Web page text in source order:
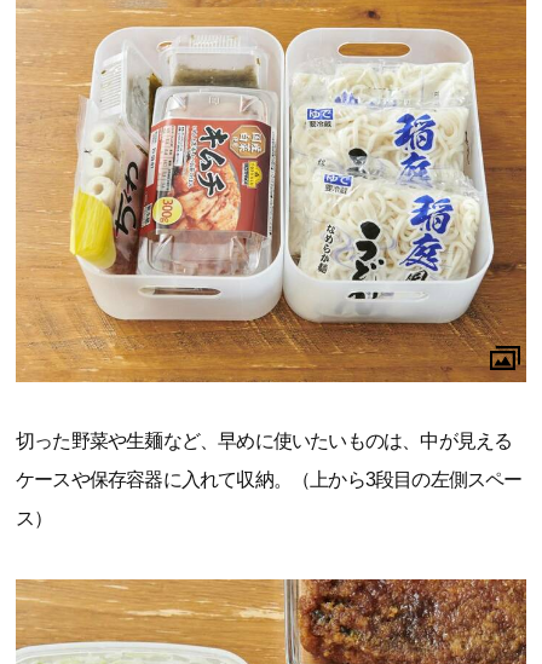
切った野菜や生麺など、早めに使いたいものは、中が見える
ケースや保存容器に入れて収納。（上から3段目の左側スペー
ス）